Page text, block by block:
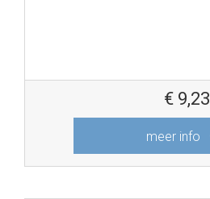
€ 9,23
meer info